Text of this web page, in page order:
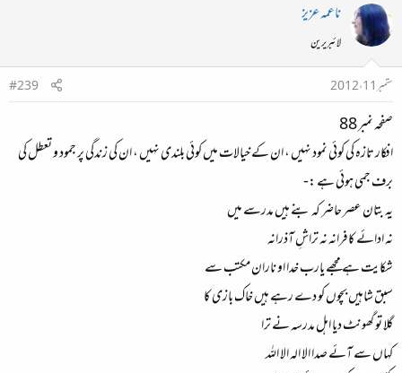
ناعمہ عزیز
لائبریرین
ستمبر 11، 2012
#239
صفحہ نمبر 88
افکار تازہ کی کوئی نمود نہیں ، ان کے خیالات میں کوئی بلندی نہیں ، ان کی زندگی پر جمود و تعطل کی
برف جمی ہوئی ہے :-
یہ بتان عصر حاضر کہ بنے ہیں مدرسے میں
نہ ادائے کافرانہ نہ تراشِ آذرانہ
شکایت ہے مجھے یارب خدا او ناران مکتب سے
سبق شاہیں بچوں کو دے رہے ہیں خاک بازی کا
گلا تو گھونٹ دیا اہل مدرسہ نے ترا
کہاں سے آئے صدا الا الہ الا اللہ